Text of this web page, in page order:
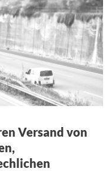
Versand von